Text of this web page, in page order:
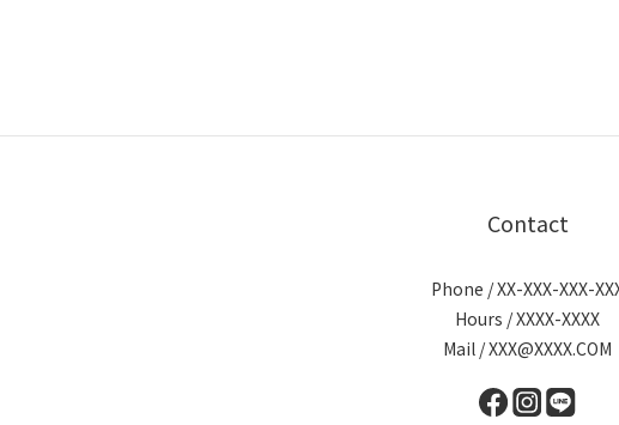
Contact
Phone / XX-XXX-XXX-
Hours / XXXX-XXXX
Mail / XXX@XXXX.COM